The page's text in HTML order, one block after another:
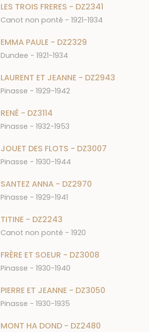
LES TROIS FRERES - DZ2341
Canot non ponté - 1921-1934
EMMA PAULE - DZ2329
Dundee - 1921-1934
LAURENT ET JEANNE - DZ2943
Pinasse - 1929-1942
RENÉ - DZ3114
Pinasse - 1932-1953
JOUET DES FLOTS - DZ3007
Pinasse - 1930-1944
SANTEZ ANNA - DZ2970
Pinasse - 1929-1941
TITINE - DZ2243
Canot non ponté - 1920
FRÈRE ET SOEUR - DZ3008
Pinasse - 1930-1940
PIERRE ET JEANNE - DZ3050
Pinasse - 1930-1935
MONT HA DOND - DZ2480